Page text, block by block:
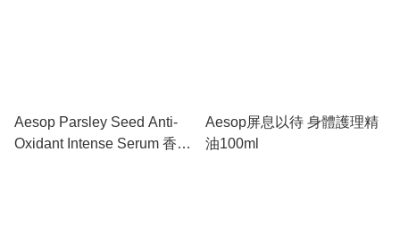
Aesop Parsley Seed Anti-
Oxidant Intense Serum 香芹
Aesop屏息以待 身體護理精
油100ml